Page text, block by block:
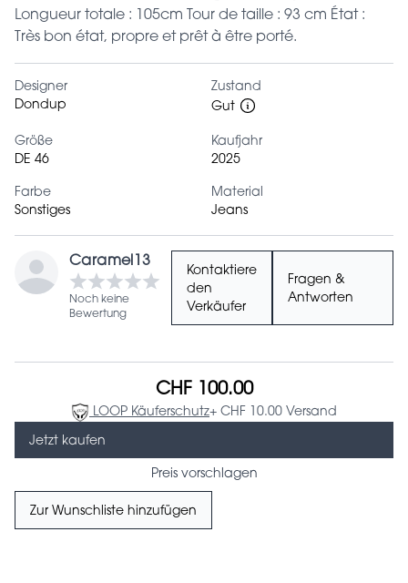
Longueur totale : 105cm Tour de taille : 93 cm État :
Très bon état, propre et prêt à être porté.
Designer
Dondup
Zustand
Gut
Größe
DE 46
Kaufjahr
2025
Farbe
Sonstiges
Material
Jeans
Caramel13
Noch keine
Bewertung
Kontaktiere
den
Verkäufer
Fragen &
Antworten
CHF 100.00
LOOP Käuferschutz+ CHF 10.00 Versand
Jetzt kaufen
Preis vorschlagen
Zur Wunschliste hinzufügen